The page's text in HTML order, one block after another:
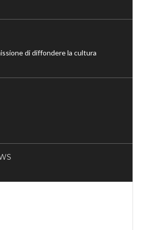
di diffondere la cultura